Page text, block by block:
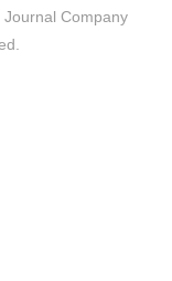
Company